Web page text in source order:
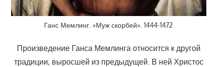
Ганс Мемлинг. «Муж скорбей». 1444-1472
Произведение Ганса Мемлинга относится к другой
традиции, выросшей из предыдущей. В ней Христос